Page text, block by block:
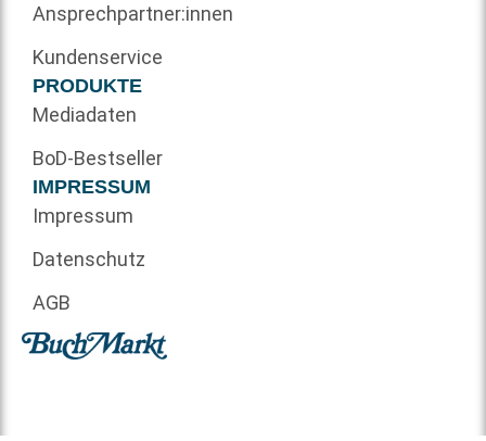
Ansprechpartner:innen
Kundenservice
PRODUKTE
Mediadaten
BoD-Bestseller
IMPRESSUM
Impressum
Datenschutz
AGB